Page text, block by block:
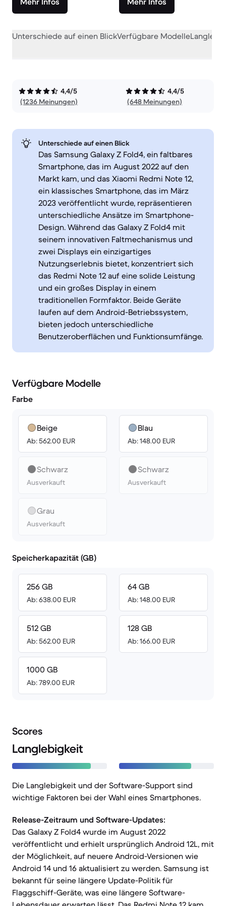
Unterschiede auf einen BlickVerfügbare Modelle
4,4/5
(1236 Meinungen)
4,4/5
(648 Meinungen)
Unterschiede auf einen Blick
Das Samsung Galaxy Z Fold4, ein faltbares
Smartphone, das im August 2022 auf den
Markt kam, und das Xiaomi Redmi Note 12,
ein klassisches Smartphone, das im März
2023 veröffentlicht wurde, repräsentieren
unterschiedliche Ansätze im Smartphone-
Design. Während das Galaxy Z Fold4 mit
seinem innovativen Faltmechanismus und
zwei Displays ein einzigartiges
Nutzungserlebnis bietet, konzentriert sich
das Redmi Note 12 auf eine solide Leistung
und ein großes Display in einem
traditionellen Formfaktor. Beide Geräte
laufen auf dem Android-Betriebssystem,
bieten jedoch unterschiedliche
Benutzeroberflächen und Funktionsumfänge.
Verfügbare Modelle
Farbe
Beige
Ab: 562.00 EUR
Schwarz
Ausverkauft
Grau
Ausverkauft
Blau
Ab: 148.00 EUR
Schwarz
Ausverkauft
Speicherkapazität (GB)
256 GB
Ab: 638.00 EUR
512 GB
Ab: 562.00 EUR
1000 GB
Ab: 789.00 EUR
64 GB
Ab: 148.00 EUR
128 GB
Ab: 166.00 EUR
Scores
Langlebigkeit
Die Langlebigkeit und der Software-Support sind
wichtige Faktoren bei der Wahl eines Smartphones.
Release-Zeitraum und Software-Updates:
Das Galaxy Z Fold4 wurde im August 2022
veröffentlicht und erhielt ursprünglich Android 12L, mit
der Möglichkeit, auf neuere Android-Versionen wie
Android 14 und 16 aktualisiert zu werden. Samsung ist
bekannt für seine längere Update-Politik für
Flaggschiff-Geräte, was eine längere Software-